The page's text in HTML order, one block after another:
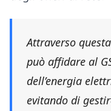
Attraverso
può affidare al
dell’energia
evitando di